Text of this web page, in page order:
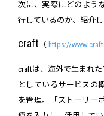
次に、実際にどのよう
行しているのか、紹介し
craft （ https://
craftは、海外で生まれ
としているサービスの
を管理。「ストーリー